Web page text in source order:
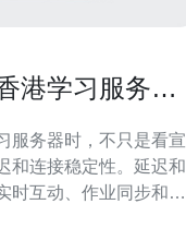
港学习服务器
服务器时，不只是看宣
和连接稳定性。延迟和
时互动、作业同步和考